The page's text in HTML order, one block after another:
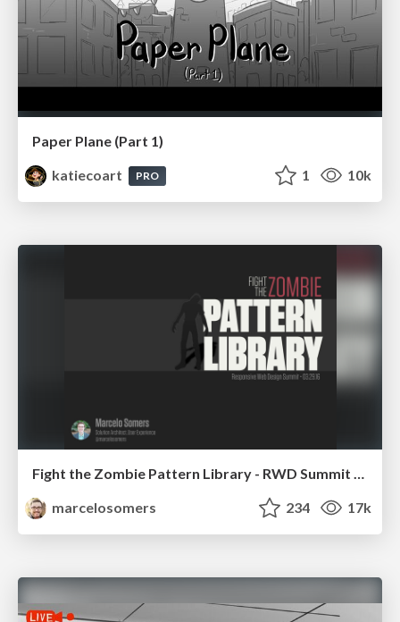
Paper Plane (Part 1)
katiecoart
PRO 1 10k
Fight the Zombie Pattern Library - RWD Summit 2016
marcelosomers
234 17k